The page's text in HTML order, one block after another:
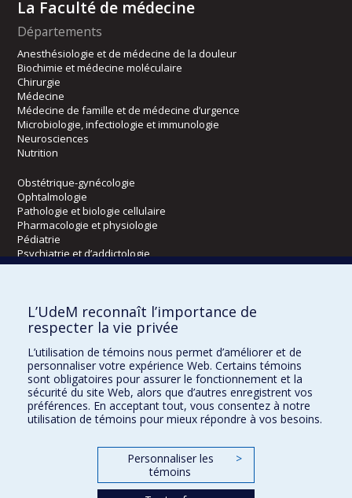
La Faculté de médecine
Départements
Anesthésiologie et de médecine de la douleur
Biochimie et médecine moléculaire
Chirurgie
Médecine
Médecine de famille et de médecine d’urgence
Microbiologie, infectiologie et immunologie
Neurosciences
Nutrition
Obstétrique-gynécologie
Ophtalmologie
Pathologie et biologie cellulaire
Pharmacologie et physiologie
Pédiatrie
Psychiatrie et d’addictologie
Radiologie, radio-oncologie et médecine nucléaire
Écoles
Orthophonie et audiologie
Réadaptation
Directions
L’UdeM reconnaît l’importance de
respecter la vie privée
L’utilisation de témoins nous permet d’améliorer et de
personnaliser votre expérience Web. Certains témoins
sont obligatoires pour assurer le fonctionnement et la
sécurité du site Web, alors que d’autres enregistrent vos
préférences. En acceptant tout, vous consentez à notre
utilisation de témoins pour mieux répondre à vos besoins.
Personnaliser les
témoins
>